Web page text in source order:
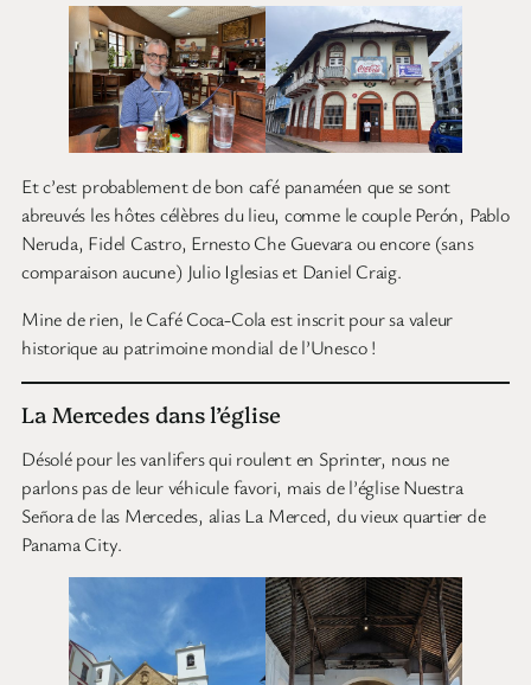
Et c’est probablement de bon café panaméen que se sont
abreuvés les hôtes célèbres du lieu, comme le couple Perón, Pablo
Neruda, Fidel Castro, Ernesto Che Guevara ou encore (sans
comparaison aucune) Julio Iglesias et Daniel Craig.
Mine de rien, le Café Coca-Cola est inscrit pour sa valeur
historique au patrimoine mondial de l’Unesco !
La Mercedes dans l’église
Désolé pour les vanlifers qui roulent en Sprinter, nous ne
parlons pas de leur véhicule favori, mais de l’église Nuestra
Señora de las Mercedes, alias La Merced, du vieux quartier de
Panama City.